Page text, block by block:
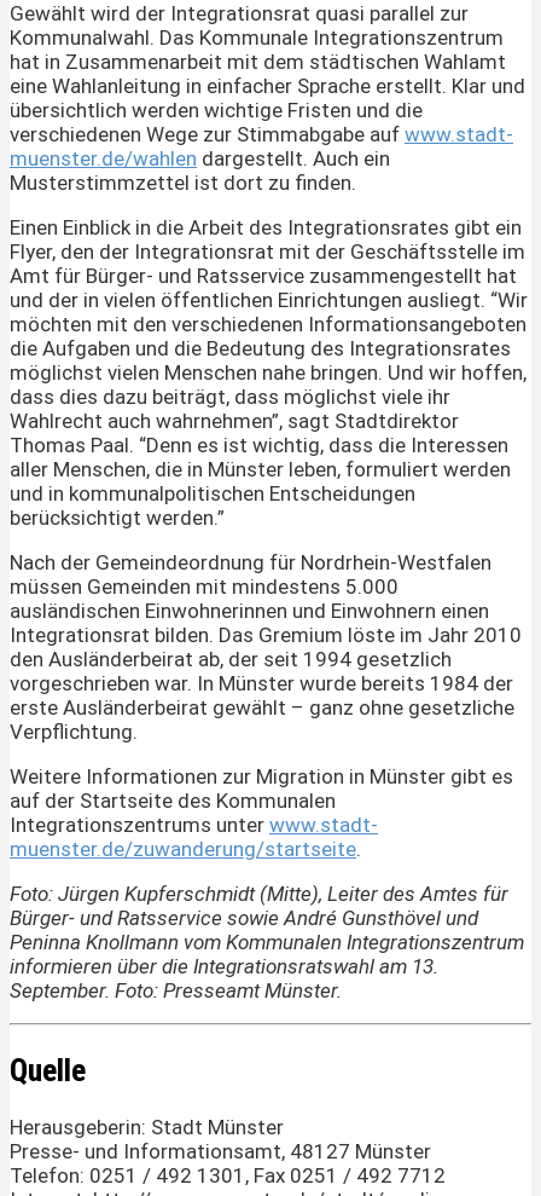
Gewählt wird der Integrationsrat quasi parallel zur
Kommunalwahl. Das Kommunale Integrationszentrum
hat in Zusammenarbeit mit dem städtischen Wahlamt
eine Wahlanleitung in einfacher Sprache erstellt. Klar und
übersichtlich werden wichtige Fristen und die
verschiedenen Wege zur Stimmabgabe auf www.stadt-
muenster.de/wahlen dargestellt. Auch ein
Musterstimmzettel ist dort zu finden.
Einen Einblick in die Arbeit des Integrationsrates gibt ein
Flyer, den der Integrationsrat mit der Geschäftsstelle im
Amt für Bürger- und Ratsservice zusammengestellt hat
und der in vielen öffentlichen Einrichtungen ausliegt. “Wir
möchten mit den verschiedenen Informationsangeboten
die Aufgaben und die Bedeutung des Integrationsrates
möglichst vielen Menschen nahe bringen. Und wir hoffen,
dass dies dazu beiträgt, dass möglichst viele ihr
Wahlrecht auch wahrnehmen”, sagt Stadtdirektor
Thomas Paal. “Denn es ist wichtig, dass die Interessen
aller Menschen, die in Münster leben, formuliert werden
und in kommunalpolitischen Entscheidungen
berücksichtigt werden.”
Nach der Gemeindeordnung für Nordrhein-Westfalen
müssen Gemeinden mit mindestens 5.000
ausländischen Einwohnerinnen und Einwohnern einen
Integrationsrat bilden. Das Gremium löste im Jahr 2010
den Ausländerbeirat ab, der seit 1994 gesetzlich
vorgeschrieben war. In Münster wurde bereits 1984 der
erste Ausländerbeirat gewählt – ganz ohne gesetzliche
Verpflichtung.
Weitere Informationen zur Migration in Münster gibt es
auf der Startseite des Kommunalen
Integrationszentrums unter www.stadt-
muenster.de/zuwanderung/startseite.
Foto: Jürgen Kupferschmidt (Mitte), Leiter des Amtes für
Bürger- und Ratsservice sowie André Gunsthövel und
Peninna Knollmann vom Kommunalen Integrationszentrum
informieren über die Integrationsratswahl am 13.
September. Foto: Presseamt Münster.
Quelle
Herausgeberin: Stadt Münster
Presse- und Informationsamt, 48127 Münster
Telefon: 0251 / 492 1301, Fax 0251 / 492 7712